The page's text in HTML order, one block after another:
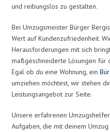
und reibungslos zu gestalten.
Bei Umzugsmeister Bürger
Wert auf Kundenzufriedenheit.
Herausforderungen mit sich
maßgeschneiderte Lösungen für
Egal ob du eine Wohnung, ein
umziehen möchtest, wir stehen
Leistungsangebot zur Seite.
Unsere erfahrenen
Aufgaben, die mit deinem